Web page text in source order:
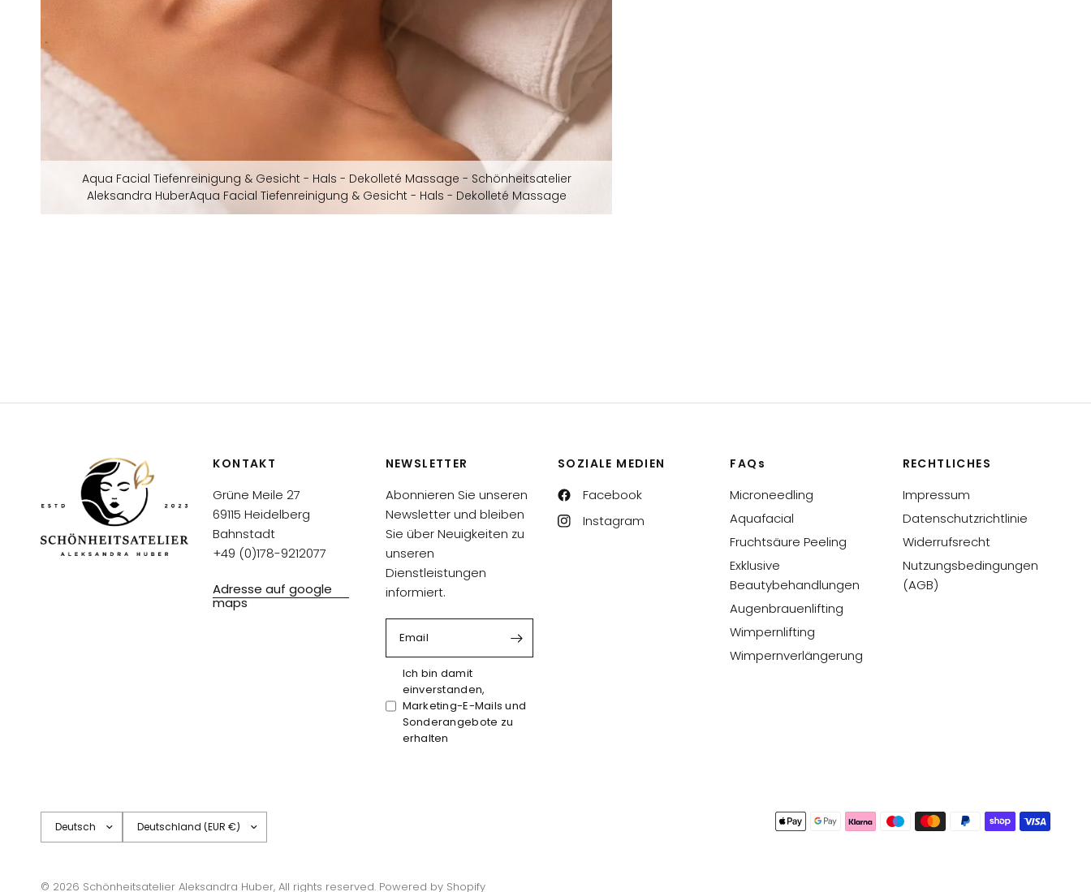
Aqua Facial Tiefenreinigung & Gesicht - Hals - Dekolleté Massage - Schönheitsatelier
Aleksandra HuberAqua Facial Tiefenreinigung & Gesicht - Hals - Dekolleté Massage
KONTAKT
Grüne Meile 27
69115 Heidelberg
Bahnstadt
+49 (0)178-9212077
Adresse auf google
maps
NEWSLETTER
Abonnieren Sie unseren
Newsletter und bleiben
Sie über Neuigkeiten zu
unseren
Dienstleistungen
informiert.
Email
Ich bin damit
einverstanden,
Marketing-E-Mails und
Sonderangebote zu
erhalten
SOZIALE MEDIEN
Facebook
Instagram
FAQs
Microneedling
Aquafacial
Fruchtsäure Peeling
Exklusive
Beautybehandlungen
Augenbrauenlifting
Wimpernlifting
Wimpernverlängerung
RECHTLICHES
Impressum
Datenschutzrichtlinie
Widerrufsrecht
Nutzungsbedingungen
(AGB)
aktualisieren
aktualisieren
© 2026 Schönheitsatelier Aleksandra Huber, All rights reserved. Powered by Shopify